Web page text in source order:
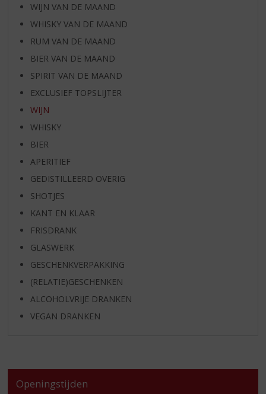
WIJN VAN DE MAAND
WHISKY VAN DE MAAND
RUM VAN DE MAAND
BIER VAN DE MAAND
SPIRIT VAN DE MAAND
EXCLUSIEF TOPSLIJTER
WIJN
WHISKY
BIER
APERITIEF
GEDISTILLEERD OVERIG
SHOTJES
KANT EN KLAAR
FRISDRANK
GLASWERK
GESCHENKVERPAKKING
(RELATIE)GESCHENKEN
ALCOHOLVRIJE DRANKEN
VEGAN DRANKEN
Openingstijden